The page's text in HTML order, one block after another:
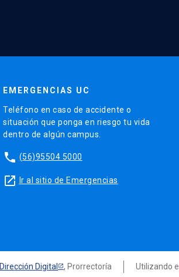
EMERGENCIAS UC
Teléfono en caso de accidente o
situación que ponga en riesgo tu vida
dentro de algún campus.
phone (56)95504 5000
launch Ir al sitio de Emergencias
Dirección Digital , Prorrectoría Utilizando el